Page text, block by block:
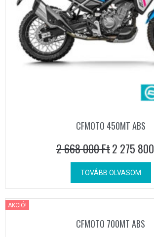
CFMOTO 450MT ABS
2 668 000Ft2 275 800
TOVÁBB OLVASOM
AKCIÓ!
CFMOTO 700MT ABS